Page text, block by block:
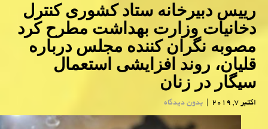
رییس دبیرخانه ستاد كشوری كنترل
دخانیات وزارت بهداشت مطرح كرد
مصوبه نگران كننده مجلس درباره
قلیان، روند افزایشی استعمال
سیگار در زنان
اکتبر 7, 2019 | بدون دیدگاه